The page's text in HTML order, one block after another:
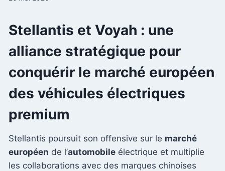
Stellantis et Voyah : une
alliance stratégique pour
conquérir le marché européen
des véhicules électriques
premium
Stellantis poursuit son offensive sur le marché
européen de l’automobile électrique et multiplie
les collaborations avec des marques chinoises